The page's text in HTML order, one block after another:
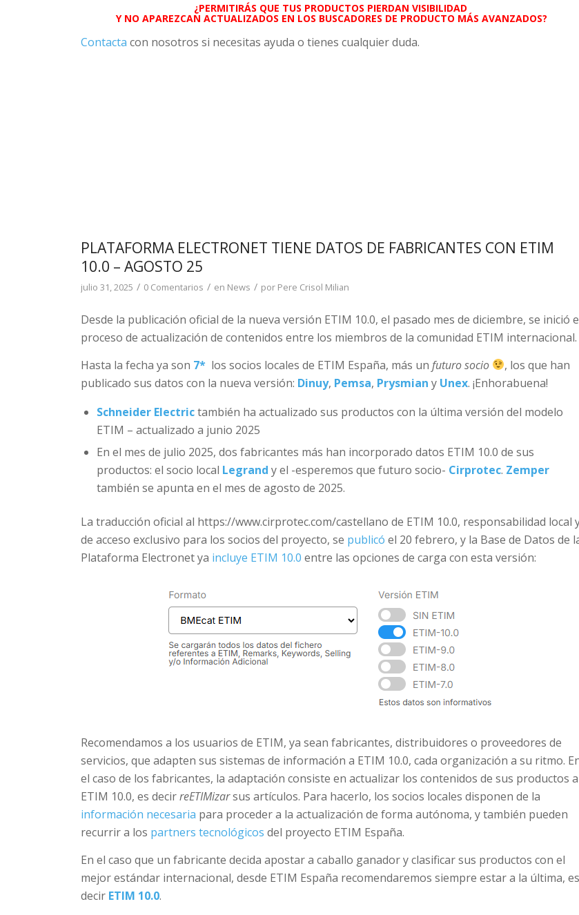
¿PERMITIRÁS QUE TUS PRODUCTOS PIERDAN VISIBILIDAD
Y NO APAREZCAN ACTUALIZADOS EN LOS BUSCADORES DE PRODUCTO MÁS AVANZADOS?
Contacta con nosotros si necesitas ayuda o tienes cualquier duda.
PLATAFORMA ELECTRONET TIENE DATOS DE FABRICANTES CON ETIM
10.0 – AGOSTO 25
julio 31, 2025 / 0 Comentarios / en News / por Pere Crisol Milian
Desde la publicación oficial de la nueva versión ETIM 10.0, el pasado mes de diciembre, se inició
proceso de actualización de contenidos entre los miembros de la comunidad ETIM internacional.
Hasta la fecha ya son 7* los socios locales de ETIM España, más unfuturo socio
, los que han
publicado sus datos con la nueva versión: Dinuy, Pemsa, Prysmian y Unex. ¡Enhorabuena!
Schneider Electrictambién ha actualizado sus productos con la última versión del modelo
ETIM – actualizado a junio 2025
En el mes de julio 2025, dos fabricantes más han incorporado datos ETIM 10.0 de sus
productos: el socio local Legrand y el -esperemos que futuro socio- Cirprotec. Zemper
también se apunta en el mes de agosto de 2025.
La traducción oficial al https://www.cirprotec.com/castellano de ETIM 10.0, responsabilidad local
de acceso exclusivo para los socios del proyecto, se publicó el 20 febrero, y la Base de Datos de
Plataforma Electronet ya incluye ETIM 10.0 entre las opciones de carga con esta versión:
Recomendamos a los usuarios de ETIM, ya sean fabricantes, distribuidores o proveedores de
servicios, que adapten sus sistemas de información a ETIM 10.0, cada organización a su ritmo.
el caso de los fabricantes, la adaptación consiste en actualizar los contenidos de sus productos a
ETIM 10.0, es decirreETIMizarsus artículos. Para hacerlo, los socios locales disponen de la
información necesaria para proceder a la actualización de forma autónoma, y también pueden
recurrir a los partners tecnológicos del proyecto ETIM España.
En el caso que un fabricante decida apostar a caballo ganador y clasificar sus productos con el
mejor estándar internacional, desde ETIM España recomendaremos siempre estar a la última, es
decir ETIM 10.0.